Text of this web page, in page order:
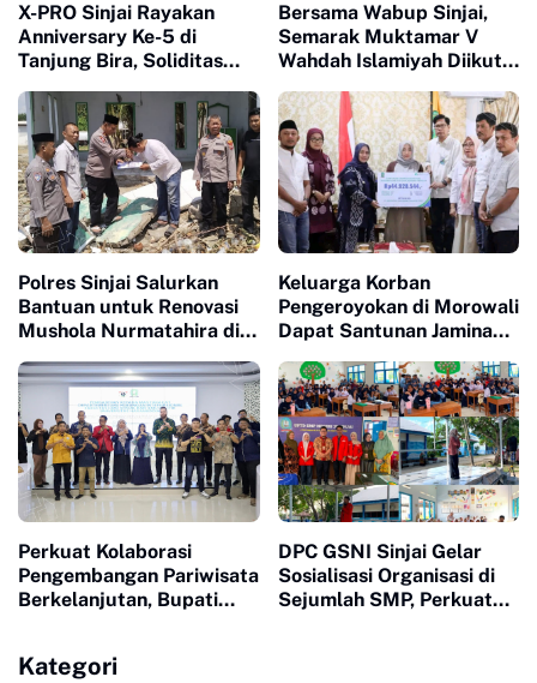
X-PRO Sinjai Rayakan
Anniversary Ke-5 di
Tanjung Bira, Soliditas
Terbendung
Bersama Wabup Sinjai,
Semarak Muktamar V
Wahdah Islamiyah Diikuti
Polres Sinjai Salurkan
Bantuan untuk Renovasi
Mushola Nurmatahira di
Keluarga Korban
Pengeroyokan di Morowali
Dapat Santunan Jaminan
Juta
Perkuat Kolaborasi
Pengembangan Pariwisata
Berkelanjutan, Bupati
DPC GSNI Sinjai Gelar
Sosialisasi Organisasi di
Sejumlah SMP, Perkuat
Kategori